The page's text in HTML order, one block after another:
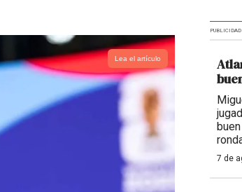
Lea el artículo
PUBLICIDAD
7 de